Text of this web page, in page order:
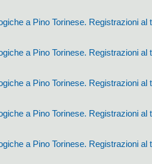
a Pino Torinese. Registrazioni al
a Pino Torinese. Registrazioni al
a Pino Torinese. Registrazioni al
a Pino Torinese. Registrazioni al
a Pino Torinese. Registrazioni al